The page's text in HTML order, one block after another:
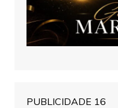
PUBLICIDADE 16